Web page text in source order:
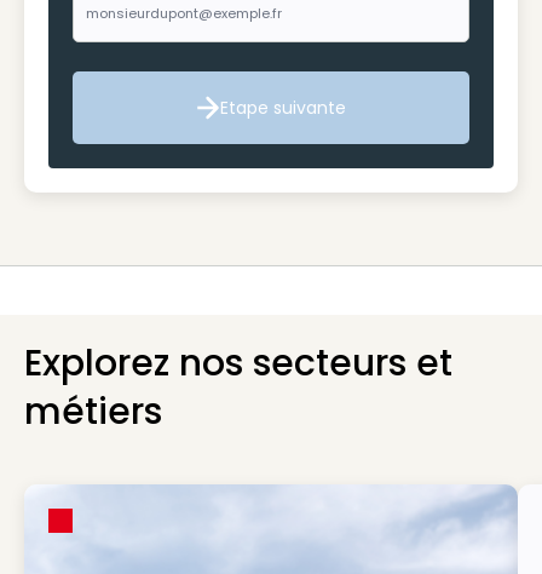
Etape suivante
Etape suivante
Explorez nos secteurs et
métiers